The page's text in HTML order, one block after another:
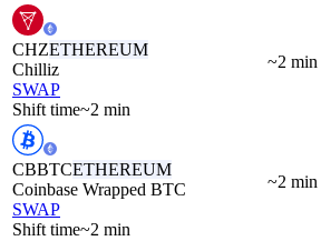
CHZETHEREUM
Chilliz
SWAP
Shift time~2 min
~2 min
CBBTCETHEREUM
Coinbase Wrapped BTC
SWAP
Shift time~2 min
~2 min